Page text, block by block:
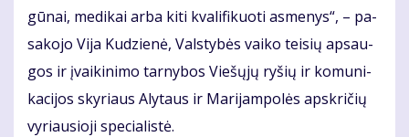
gū­nai, me­di­kai ar­ba ki­ti kva­li­fi­kuo­ti as­me­nys“, – pa­
sa­ko­jo Vi­ja Ku­dzie­nė, Vals­ty­bės vai­ko tei­sių ap­sau­
gos ir įvai­ki­ni­mo tar­ny­bos Vie­šų­jų ry­šių ir ko­mu­ni­
ka­ci­jos sky­riaus Aly­taus ir Ma­ri­jam­po­lės ap­skri­čių
vy­riau­sio­ji spe­cia­lis­tė.